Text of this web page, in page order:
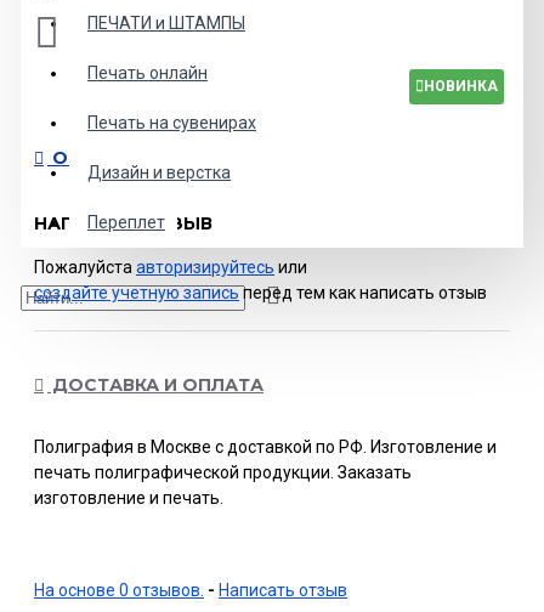
ПЕЧАТИ и ШТАМПЫ
Печать онлайн
Печать на сувенирах
Дизайн и верстка
Переплет
НОВИНКА
ОСТАВИТЬ ОТЗЫВ
НАПИСАТЬ ОТЗЫВ
Пожалуйстаавторизируйтесь или
создайте учетную записьперед тем как написать отзыв
ДОСТАВКА И ОПЛАТА
Полиграфия в Москве с доставкой по РФ. Изготовление и
печать полиграфической продукции. Заказать
изготовление и печать.
На основе 0 отзывов. - Написать отзыв